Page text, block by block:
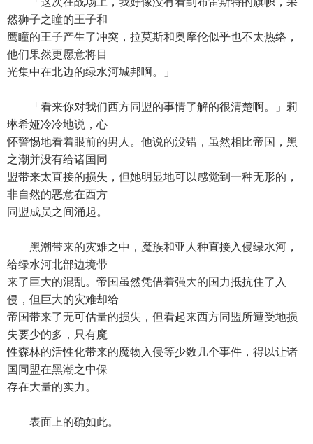
然狮子之瞳的王子和
鹰瞳的王子产生了冲突，拉莫斯和奥摩伦似乎也不太热络，
他们果然更愿意将目
光集中在北边的绿水河城邦啊。」
「看来你对我们西方同盟的事情了解的很清楚啊。」莉
琳希娅冷冷地说，心
怀警惕地看着眼前的男人。他说的没错，虽然相比帝国，黑
之潮并没有给诸国同
盟带来太直接的损失，但她明显地可以感觉到一种无形的，
非自然的恶意在西方
同盟成员之间涌起。
黑潮带来的灾难之中，魔族和亚人种直接入侵绿水河，
给绿水河北部边境带
来了巨大的混乱。帝国虽然凭借着强大的国力抵抗住了入
侵，但巨大的灾难却给
帝国带来了无可估量的损失，但看起来西方同盟所遭受地损
失要少的多，只有魔
性森林的活性化带来的魔物入侵等少数几个事件，得以让诸
国同盟在黑潮之中保
存在大量的实力。
表面上的确如此。